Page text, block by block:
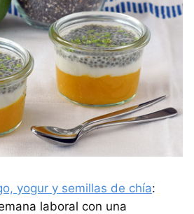
yogur y semillas de chía:
laboral con una